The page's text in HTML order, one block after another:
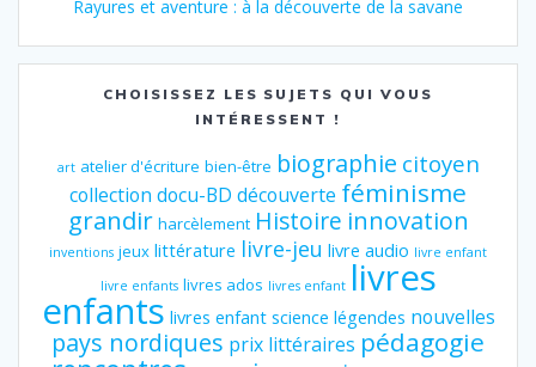
Rayures et aventure : à la découverte de la savane
CHOISISSEZ LES SUJETS QUI VOUS
INTÉRESSENT !
art atelier d'écriture bien-être biographie citoyen
collection docu-BD découverte féminisme
grandir harcèlement Histoire innovation
inventions jeux littérature livre-jeu livre audio livre enfant
livre enfants livres ados livres enfant livres
enfants livres enfant science légendes nouvelles
pays nordiques prix littéraires pédagogie